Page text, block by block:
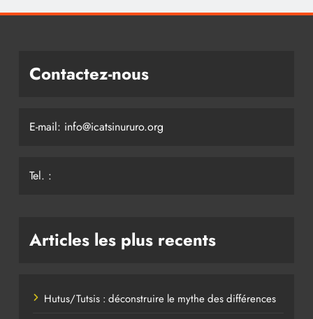
Contactez-nous
E-mail: info@icatsinururo.org
Tel. :
Articles les plus recents
Hutus/Tutsis : déconstruire le mythe des différences